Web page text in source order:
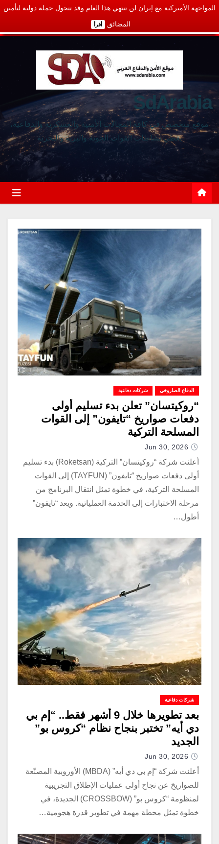
المواجهة الأميركية مع إيران لن تنتهي هذا العام وقد تتحول حملة دولية لتأمين
المضائق أقرأ
SdArabia
موقع متخصص في كافة المجالات الأمنية والعسكرية والدفاعية،
يغطي نشاطات القوات الجوية والبرية والبحرية
الدفاع الصاروخي شركات دفاعية
“روكيتسان” تعلن بدء تسليم أولى
دفعات صواريخ “تايفون” إلى القوات
المسلحة التركية
Jun 30, 2026
أعلنت شركة “روكيتسان” التركية (Roketsan) بدء تسليم
أولى دفعات صواريخ “تايفون” (TAYFUN) إلى القوات
المسلحة التركية، في خطوة تمثل انتقال البرنامج من
مرحلة الاختبارات إلى الخدمة العملياتية. ويعد “تايفون”
أطول…
شركات دفاعية
بعد تطويرها خلال 9 أشهر فقط.. “إم بي
دي أيه” تختبر بنجاح نظام “كروس بو”
الجديد
Jun 30, 2026
أعلنت شركة “إم بي دي أيه” (MBDA) الأوروبية المصنّعة
للصواريخ عن نجاح أولى عمليات الإطلاق التجريبية
لمنظومة “كروس بو” (CROSSBOW) الجديدة، في
خطوة تمثل محطة مهمة في تطوير قدرة هجومية…